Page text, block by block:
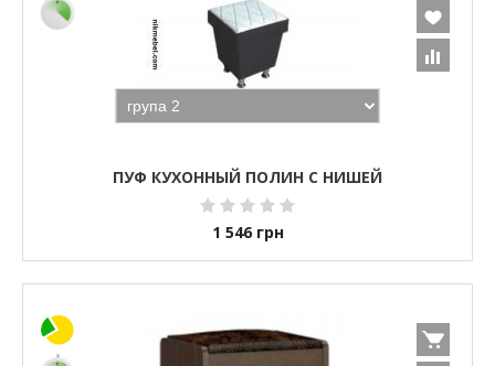
ПУФ КУХОННЫЙ ПОЛИН С НИШЕЙ
1 546 грн